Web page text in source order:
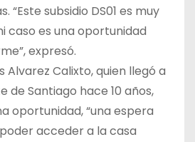
“Este subsidio DS01 es muy
caso es una oportunidad
expresó.
Alvarez Calixto, quien llegó a
de Santiago hace 10 años,
oportunidad, “una espera
acceder a la casa